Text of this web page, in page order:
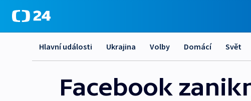
Hlavní události Ukrajina Volby Domácí Svět
Facebook